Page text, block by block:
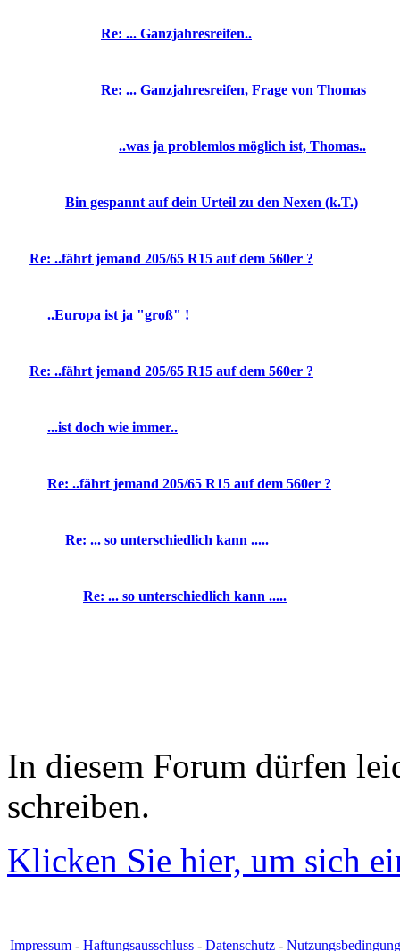
Re: ... Ganzjahresreifen..
Re: ... Ganzjahresreifen, Frage von Thomas
..was ja problemlos möglich ist, Thomas..
Bin gespannt auf dein Urteil zu den Nexen (k.T.)
Re: ..fährt jemand 205/65 R15 auf dem 560er ?
..Europa ist ja "groß" !
Re: ..fährt jemand 205/65 R15 auf dem 560er ?
...ist doch wie immer..
Re: ..fährt jemand 205/65 R15 auf dem 560er ?
Re: ... so unterschiedlich kann .....
Re: ... so unterschiedlich kann .....
In diesem Forum dürfen
schreiben.
Klicken Sie hier, um sich
Impressum - Haftungsausschluss - Datenschutz -